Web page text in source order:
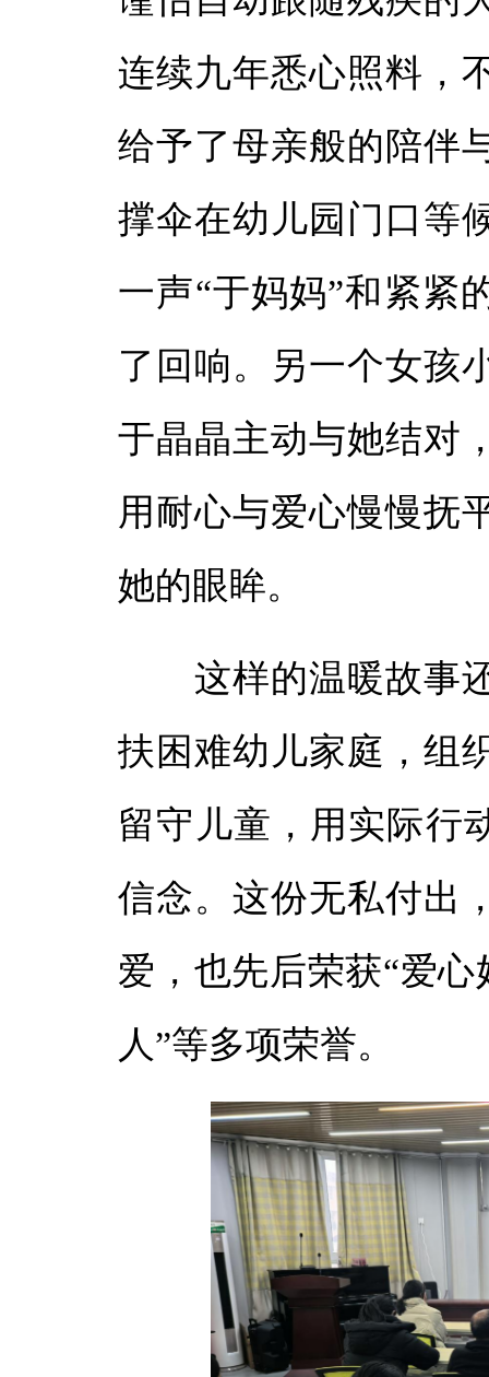
连续九年悉心照料，
给予了母亲般的陪伴
撑伞在幼儿园门口等
一声“于妈妈”和紧紧
了回响。另一个女孩
于晶晶主动与她结对
用耐心与爱心慢慢抚
她的眼眸。
这样的温暖故事还
扶困难幼儿家庭，组
留守儿童，用实际行
信念。这份无私付出
爱，也先后荣获“爱心
人”等多项荣誉。